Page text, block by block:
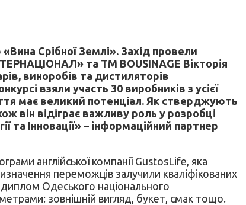
Срібної Землі». Захід провели
та ТМ BOUSINAGE Вікторія
виноробів та дистиляторів
взяли участь 30 виробників з усієї
має великий потенціал. Як стверджують
він відіграє важливу роль у розробці
та Інновації» – інформаційний партнер
англійської компанії GustosLife, яка
переможців залучили кваліфікованих
диплом Одеського національного
зовнішній вигляд, букет, смак тощо.